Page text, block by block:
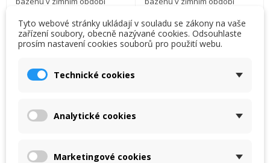
add_circle_outline Create new list
((modalTitle)) ×
Zrušit Vytvořit seznam přání
Tyto webové stránky ukládají v souladu se zákony na vaše
zařízení soubory, obecně nazývané cookies. Odsouhlaste
prosím nastavení cookies souborů pro použití webu.
Technické cookies
Analytické cookies
Marketingové cookies